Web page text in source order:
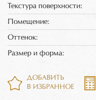
Текстура поверхности:
Помещение:
Оттенок:
Размер и форма:
ДОБАВИТЬ
В ИЗБРАННОЕ